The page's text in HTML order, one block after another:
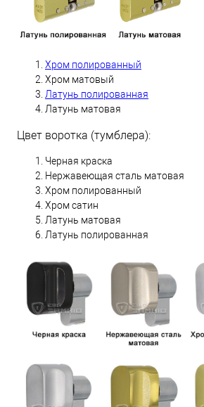
Хром полированный
Хром матовый
Латунь полированная
Латунь матовая
Цвет воротка (тумблера):
Черная краска
Нержавеющая сталь матовая
Хром полированный
Хром сатин
Латунь матовая
Латунь полированная